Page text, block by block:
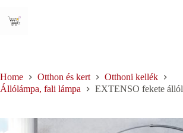
content
Home Otthon és kert
Otthoni kellék
Állólámpa, fali lámpa
EXTENSO fekete